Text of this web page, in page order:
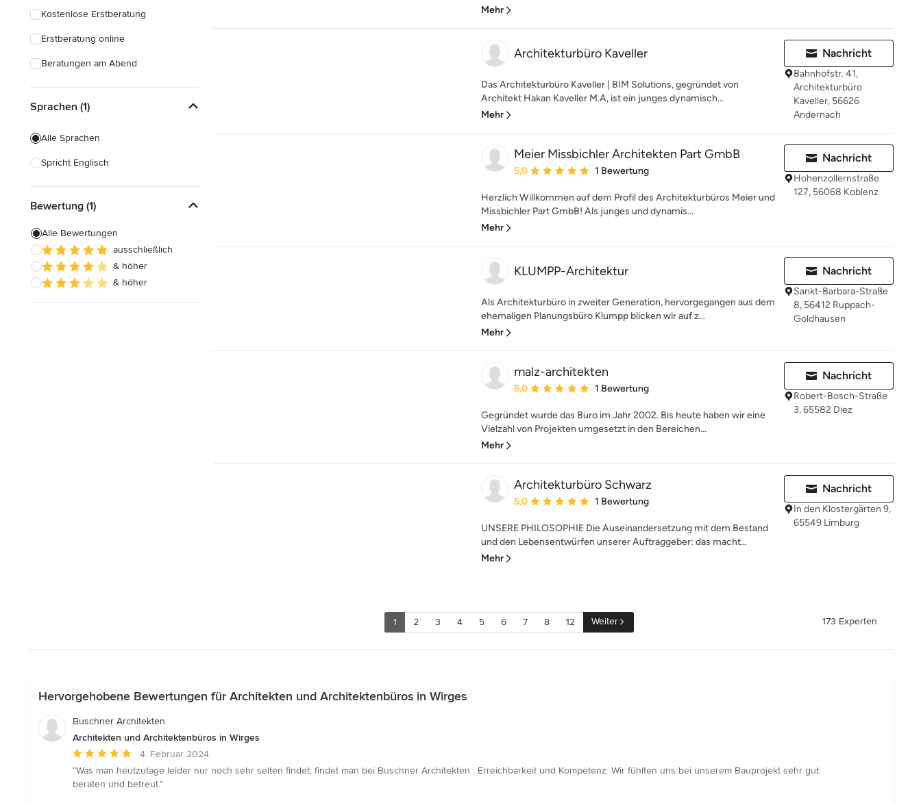
Kostenlose Erstberatung
Erstberatung online
Beratungen am Abend
Sprachen (1)
Alle Sprachen
Spricht Englisch
Bewertung (1)
Alle Bewertungen
ausschließlich
& höher
& höher
Mehr
Architekturbüro Kaveller
Das Architekturbüro Kaveller | BIM Solutions, gegründet von
Architekt Hakan Kaveller M.A, ist ein junges dynamisch...
Mehr
Nachricht
Bahnhofstr. 41,
Architekturbüro
Kaveller, 56626
Andernach
Meier Missbichler Architekten Part GmbB
Durchschnittliche Bewertung: 5 von 5 Sternen
5,0 1 Bewertung
Herzlich Willkommen auf dem Profil des Architekturbüros Meier und
Missbichler Part GmbB! Als junges und dynamis...
Mehr
Nachricht
Hohenzollernstraße
127, 56068 Koblenz
KLUMPP-Architektur
Als Architekturbüro in zweiter Generation, hervorgegangen aus dem
ehemaligen Planungsbüro Klumpp blicken wir auf z...
Mehr
Nachricht
Sankt-Barbara-Straße
8, 56412 Ruppach-
Goldhausen
malz-architekten
Durchschnittliche Bewertung: 5 von 5 Sternen
5,0 1 Bewertung
Gegründet wurde das Büro im Jahr 2002. Bis heute haben wir eine
Vielzahl von Projekten umgesetzt in den Bereichen...
Mehr
Nachricht
Robert-Bosch-Straße
3, 65582 Diez
Architekturbüro Schwarz
Durchschnittliche Bewertung: 5 von 5 Sternen
5,0 1 Bewertung
UNSERE PHILOSOPHIE Die Auseinandersetzung mit dem Bestand
und den Lebensentwürfen unserer Auftraggeber: das macht...
Mehr
Nachricht
In den Klostergärten 9,
65549 Limburg
1 2 3 4 5 6 7 8 12 Weiter 173 Experten
Hervorgehobene Bewertungen für Architekten und Architektenbüros in Wirges
Buschner Architekten
Architekten und Architektenbüros in Wirges
Durchschnittliche
Bewertung:
5
4. Februar 2024
“Was man heutzutage leider nur noch sehr selten findet, findet man bei Buschner Architekten : Erreichbarkeit und Kompetenz. Wir fühlten uns bei unserem Bauprojekt sehr gut
beraten und betreut.”